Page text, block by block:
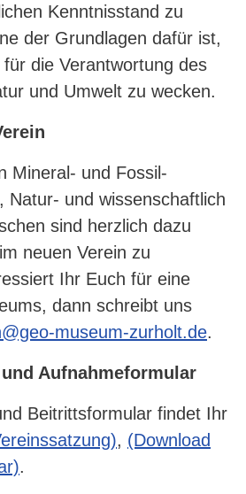
Kenntnisstand zu
der Grundlagen dafür ist,
die Verantwortung des
und Umwelt zu wecken.
Mineral- und Fossil-
Natur- und wissenschaftlich
sind herzlich dazu
neuen Verein zu
Ihr Euch für eine
dann schreibt uns
museum-zurholt.de.
Aufnahmeformular
Beitrittsformular findet Ihr
, (Download
.